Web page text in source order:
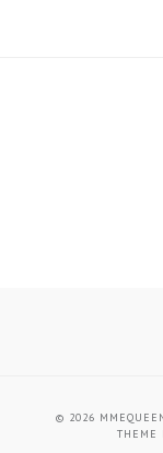
© 2026
THEME